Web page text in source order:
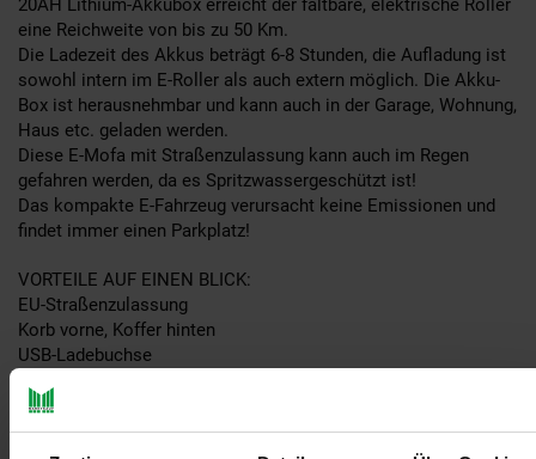
20AH Lithium-Akkubox erreicht der faltbare, elektrische Roller
eine Reichweite von bis zu 50 Km.
Die Ladezeit des Akkus beträgt 6-8 Stunden, die Aufladung ist
sowohl intern im E-Roller als auch extern möglich. Die Akku-
Box ist herausnehmbar und kann auch in der Garage, Wohnung,
Haus etc. geladen werden.
Diese E-Mofa mit Straßenzulassung kann auch im Regen
gefahren werden, da es Spritzwassergeschützt ist!
Das kompakte E-Fahrzeug verursacht keine Emissionen und
findet immer einen Parkplatz!
VORTEILE AUF EINEN BLICK:
EU-Straßenzulassung
Korb vorne, Koffer hinten
USB-Ladebuchse
Großer, digitaler Tachometer
LED-Front- und Rücklicht